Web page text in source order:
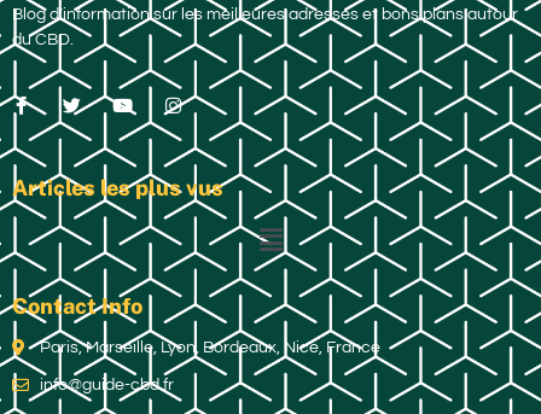
Blog d’information sur les meilleures adresses et bons plans autour
du CBD.
Articles les plus vus
Contact Info
Paris, Marseille, Lyon, Bordeaux, Nice, France
info@guide-cbd.fr